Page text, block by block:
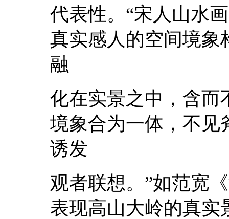
代表性。“宋人山水
真实感人的空间境象
融
化在实景之中，含而
境象合为一体，不见
诱发
观者联想。”如范宽
表现高山大岭的真实